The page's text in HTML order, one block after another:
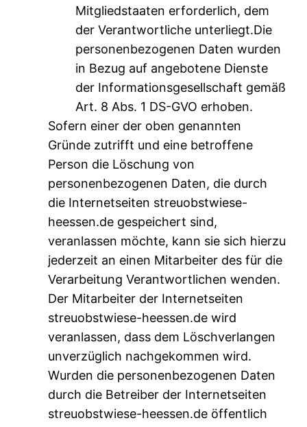
Mitgliedstaaten erforderlich, dem
der Verantwortliche unterliegt.Die
personenbezogenen Daten wurden
in Bezug auf angebotene Dienste
der Informationsgesellschaft gemäß
Art. 8 Abs. 1 DS-GVO erhoben.
Sofern einer der oben genannten
Gründe zutrifft und eine betroffene
Person die Löschung von
personenbezogenen Daten, die durch
die Internetseiten streuobstwiese-
heessen.de gespeichert sind,
veranlassen möchte, kann sie sich hierzu
jederzeit an einen Mitarbeiter des für die
Verarbeitung Verantwortlichen wenden.
Der Mitarbeiter der Internetseiten
streuobstwiese-heessen.de wird
veranlassen, dass dem Löschverlangen
unverzüglich nachgekommen wird.
Wurden die personenbezogenen Daten
durch die Betreiber der Internetseiten
streuobstwiese-heessen.de öffentlich